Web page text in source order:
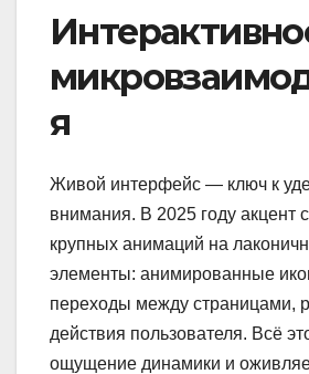
я
Живой интерфейс — ключ к
внимания. В 2025 году акцент
крупных анимаций на
элементы: анимированные
переходы между страницами,
действия пользователя. Всё
ощущение динамики и